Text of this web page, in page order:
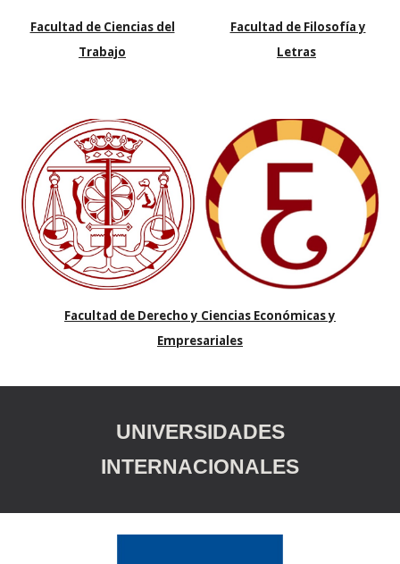
Facultad de Ciencias del
Trabajo
Facultad de Filosofía y
Letras
Facultad de Derecho y Ciencias Económicas y
Empresariales
UNIVERSIDADES
INTERNACIONALES